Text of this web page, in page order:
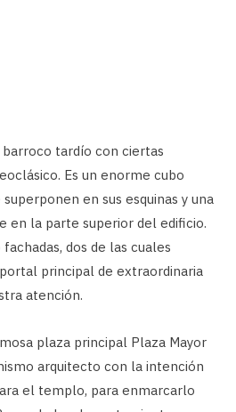
barroco tardío con ciertas
Es un enorme cubo
en sus esquinas y una
en la parte superior del edificio.
dos de las cuales
principal de extraordinaria
atención.
plaza principal Plaza Mayor
arquitecto con la intención
el templo, para enmarcarlo